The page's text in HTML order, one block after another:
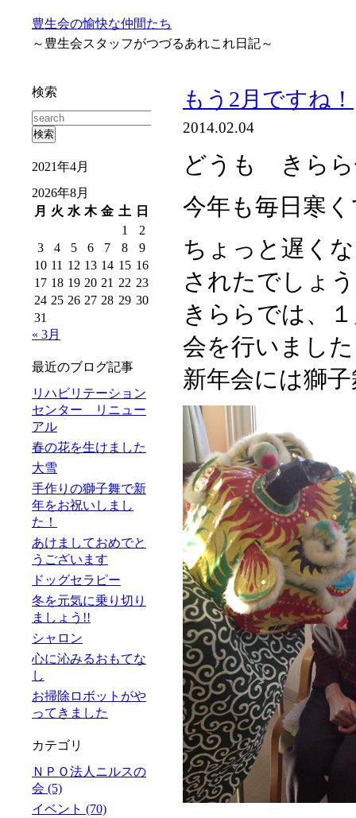
豊生会の愉快な仲間たち
～豊生会スタッフがつづるあれこれ日記～
もう2月ですね！
2014.02.04
どうも きらら
今年も毎日寒
ちょっと遅く
されたでしょ
きららでは、
会を行いまし
新年会には獅
検索
2021年4月
2026年8月
月 火 水 木 金 土
日
1
2
3
4 5 6 7 8
9
10 11 12 13 14 15 16
17 18 19 20 21 22 23
24 25 26 27 28 29 30
31
« 3月
最近のブログ記事
リハビリテーション
センター リニュー
アル
春の花を生けました
大雪
手作りの獅子舞で新
年をお祝いしまし
た！
あけましておめでと
うございます
ドッグセラピー
冬を元気に乗り切り
ましょう!!
シャロン
心に沁みるおもてな
し
お掃除ロボットがや
ってきました
カテゴリ
ＮＰＯ法人ニルスの
会 (5)
イベント (70)